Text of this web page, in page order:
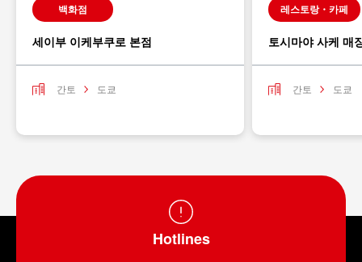
백화점
세이부 이케부쿠로 본점
간토 도쿄
레스토랑・카페
토시마야 사케 매
간토 도쿄
Hotlines